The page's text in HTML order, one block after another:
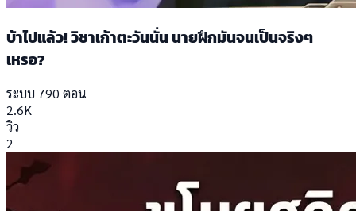
บ้าไปแล้ว! วิชาเก้าตะวันนั่น นายฝึกมันจนเป็นจริงๆ
เหรอ?
ระบบ 790 ตอน
2.6K
วิว
2